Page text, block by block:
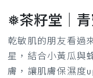
❅茶籽堂｜
乾敏肌的朋友看過
星，結合小黃瓜與
膚，讓肌膚保濕度